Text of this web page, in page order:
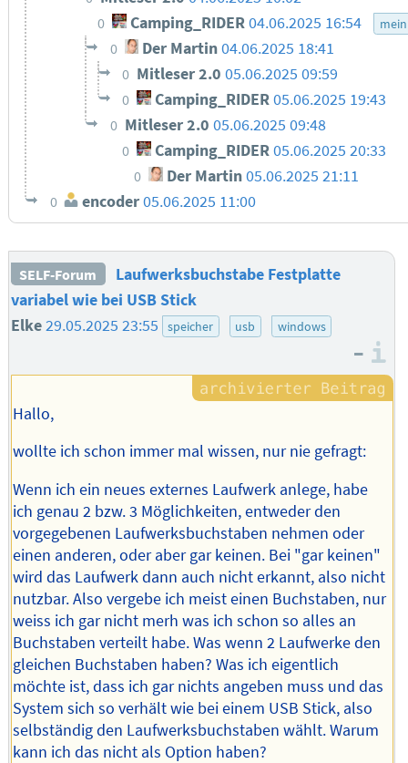
0 Camping_RIDER04.06.2025 16:54
0 Der Martin04.06.2025 18:41
0 Mitleser 2.0 05.06.2025 09:59
0 Camping_RIDER 05.06.2025 19:43
0 Mitleser 2.0 05.06.2025 09:48
0 Camping_RIDER 05.06.2025 20:33
0 Der Martin05.06.2025 21:11
0 encoder05.06.2025 11:00
SELF-Forum
Laufwerksbuchstabe Festplatte
variabel wie bei USB Stick
Elke29.05.2025 23:55 speicher usb windows
–
Hallo,
wollte ich schon immer mal wissen, nur nie gefragt:
Wenn ich ein neues externes Laufwerk anlege, habe
ich genau 2 bzw. 3 Möglichkeiten, entweder den
vorgegebenen Laufwerksbuchstaben nehmen oder
einen anderen, oder aber gar keinen. Bei "gar keinen"
wird das Laufwerk dann auch nicht erkannt, also nicht
nutzbar. Also vergebe ich meist einen Buchstaben, nur
weiss ich gar nicht merh was ich schon so alles an
Buchstaben verteilt habe. Was wenn 2 Laufwerke den
gleichen Buchstaben haben? Was ich eigentlich
möchte ist, dass ich gar nichts angeben muss und das
System sich so verhält wie bei einem USB Stick, also
selbständig den Laufwerksbuchstaben wählt. Warum
kann ich das nicht als Option haben?